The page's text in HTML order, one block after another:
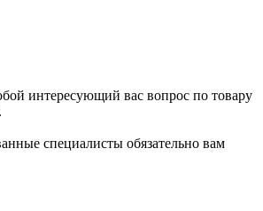
интересующий вас вопрос по товару
специалисты обязательно вам